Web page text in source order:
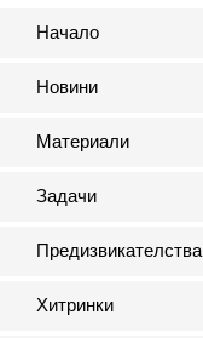
Начало
Новини
Материали
Задачи
Предизвикателства
Хитринки